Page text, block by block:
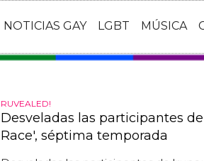
NOTICIAS GAY LGBT MÚSICA
RUVEALED!
Desveladas las participantes
Race', séptima temporada